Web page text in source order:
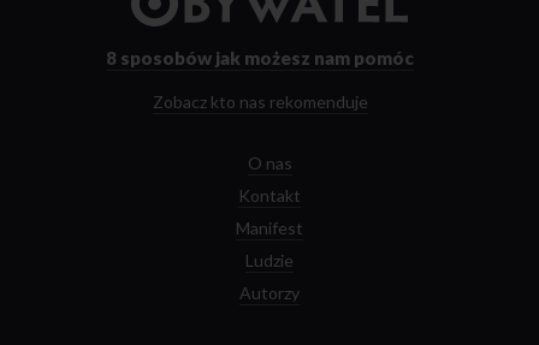
strony
8 sposobów jak możesz nam pomóc
Zobacz kto nas rekomenduje
O nas
Kontakt
Manifest
Ludzie
Autorzy